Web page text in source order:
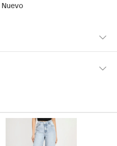
que cuentan con plazos
y algunas que no se pueden